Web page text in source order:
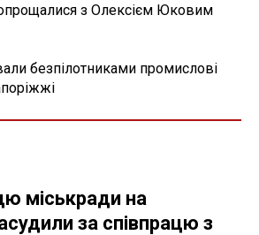
з Олексієм Юковим
безпілотниками промислові
міськради на
за співпрацю з